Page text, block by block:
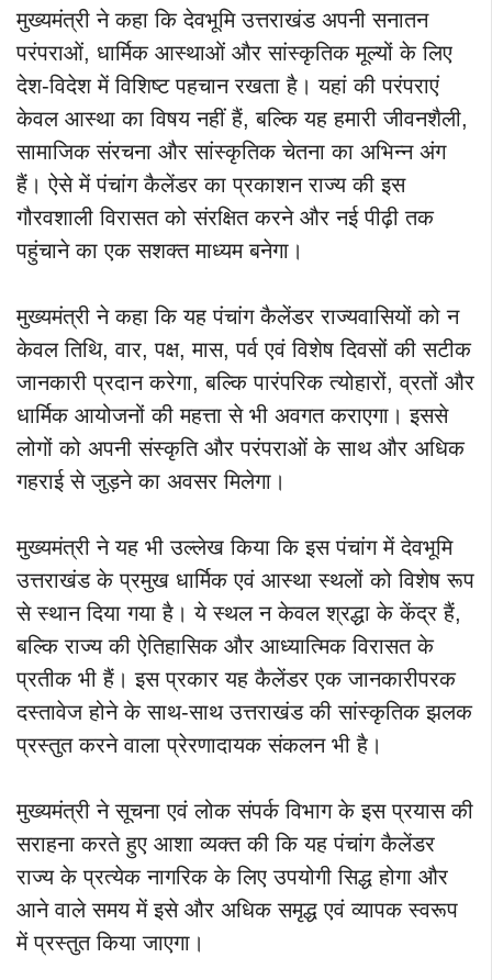
मुख्यमंत्री ने कहा कि देवभूमि उत्तराखंड अपनी सनातन
परंपराओं, धार्मिक आस्थाओं और सांस्कृतिक मूल्यों के लिए
देश-विदेश में विशिष्ट पहचान रखता है। यहां की परंपराएं
केवल आस्था का विषय नहीं हैं, बल्कि यह हमारी जीवनशैली,
सामाजिक संरचना और सांस्कृतिक चेतना का अभिन्न अंग
हैं। ऐसे में पंचांग कैलेंडर का प्रकाशन राज्य की इस
गौरवशाली विरासत को संरक्षित करने और नई पीढ़ी तक
पहुंचाने का एक सशक्त माध्यम बनेगा।
मुख्यमंत्री ने कहा कि यह पंचांग कैलेंडर राज्यवासियों को न
केवल तिथि, वार, पक्ष, मास, पर्व एवं विशेष दिवसों की सटीक
जानकारी प्रदान करेगा, बल्कि पारंपरिक त्योहारों, व्रतों और
धार्मिक आयोजनों की महत्ता से भी अवगत कराएगा। इससे
लोगों को अपनी संस्कृति और परंपराओं के साथ और अधिक
गहराई से जुड़ने का अवसर मिलेगा।
मुख्यमंत्री ने यह भी उल्लेख किया कि इस पंचांग में देवभूमि
उत्तराखंड के प्रमुख धार्मिक एवं आस्था स्थलों को विशेष रूप
से स्थान दिया गया है। ये स्थल न केवल श्रद्धा के केंद्र हैं,
बल्कि राज्य की ऐतिहासिक और आध्यात्मिक विरासत के
प्रतीक भी हैं। इस प्रकार यह कैलेंडर एक जानकारीपरक
दस्तावेज होने के साथ-साथ उत्तराखंड की सांस्कृतिक झलक
प्रस्तुत करने वाला प्रेरणादायक संकलन भी है।
मुख्यमंत्री ने सूचना एवं लोक संपर्क विभाग के इस प्रयास की
सराहना करते हुए आशा व्यक्त की कि यह पंचांग कैलेंडर
राज्य के प्रत्येक नागरिक के लिए उपयोगी सिद्ध होगा और
आने वाले समय में इसे और अधिक समृद्ध एवं व्यापक स्वरूप
में प्रस्तुत किया जाएगा।